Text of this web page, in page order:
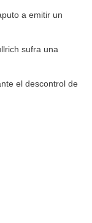
a emitir un
sufra una
el descontrol de